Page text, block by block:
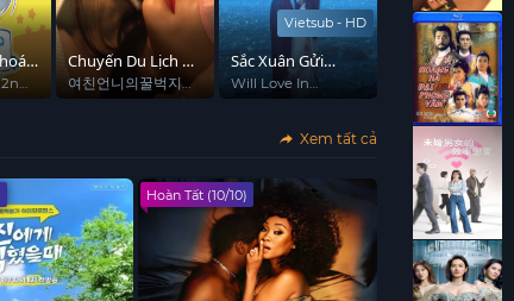
Chuyến Du Lịch Bí
Mật Cùng Em Gái
여친언니의꿀벅지
탐방
Vietsub - HD
Sắc Xuân Gửi
Người Tình
Will Love In
Spring
Gửi em, người bất
To Your Eternity,
Fumetsu no
Anata e
Xem tất cả
Hoàn Tất (10/10)